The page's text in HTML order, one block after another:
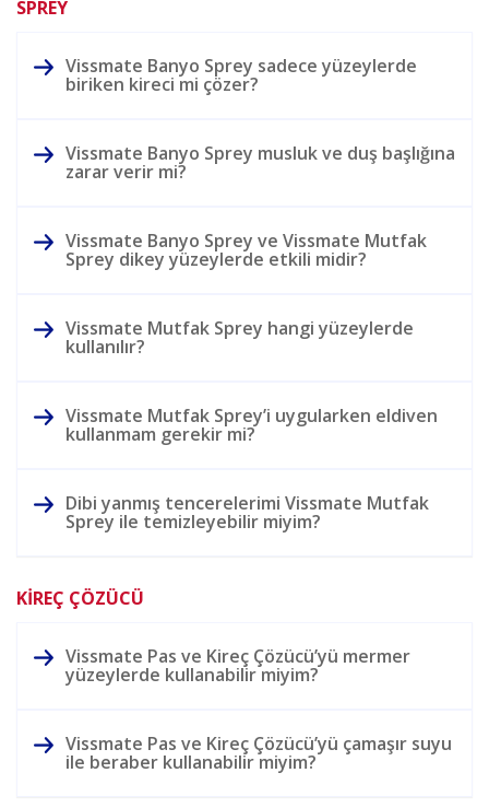
SPREY
Vissmate Banyo Sprey sadece yüzeylerde
biriken kireci mi çözer?
Vissmate Banyo Sprey musluk ve duş başlığına
zarar verir mi?
Vissmate Banyo Sprey ve Vissmate Mutfak
Sprey dikey yüzeylerde etkili midir?
Vissmate Mutfak Sprey hangi yüzeylerde
kullanılır?
Vissmate Mutfak Sprey’i uygularken eldiven
kullanmam gerekir mi?
Dibi yanmış tencerelerimi Vissmate Mutfak
Sprey ile temizleyebilir miyim?
KİREÇ ÇÖZÜCÜ
Vissmate Pas ve Kireç Çözücü’yü mermer
yüzeylerde kullanabilir miyim?
Vissmate Pas ve Kireç Çözücü’yü çamaşır suyu
ile beraber kullanabilir miyim?